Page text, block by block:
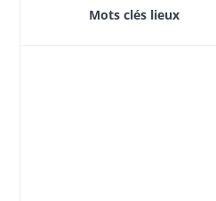
Mots clés lieux